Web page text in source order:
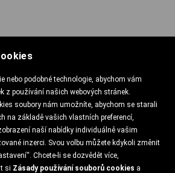
nebo podobné technologie, abychom vám
z používání našich webových stránek.
soubory nám umožníte, abychom se starali
na základě vašich vlastních preferencí,
naší nabídky individuálně vašim
inzerci. Svou volbu můžete kdykoli změnit
Chcete-li se dozvědět více,
si Zásady používání souborů cookies a